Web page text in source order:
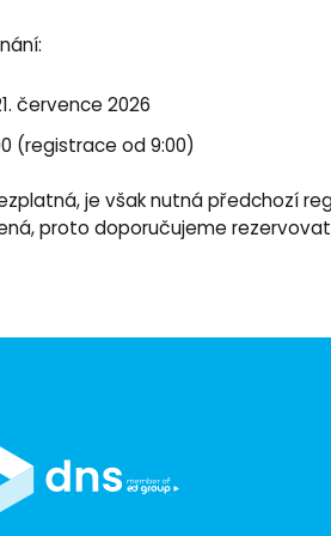
července 2026
(registrace od 9:00)
je však nutná předchozí
proto doporučujeme